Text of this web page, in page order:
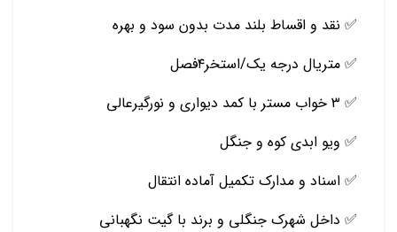
✅ نقد و اقساط بلند مدت بدون سود و بهره
✅ متریال درجه یک/استخر۴فصل
✅ ۳ خواب مستر با کمد دیواری و نورگیرعالی
✅ ویو ابدی کوه و جنگل
✅ اسناد و مدارک تکمیل آماده انتقال
✅ داخل شهرک جنگلی و برند با گیت نگهبانی